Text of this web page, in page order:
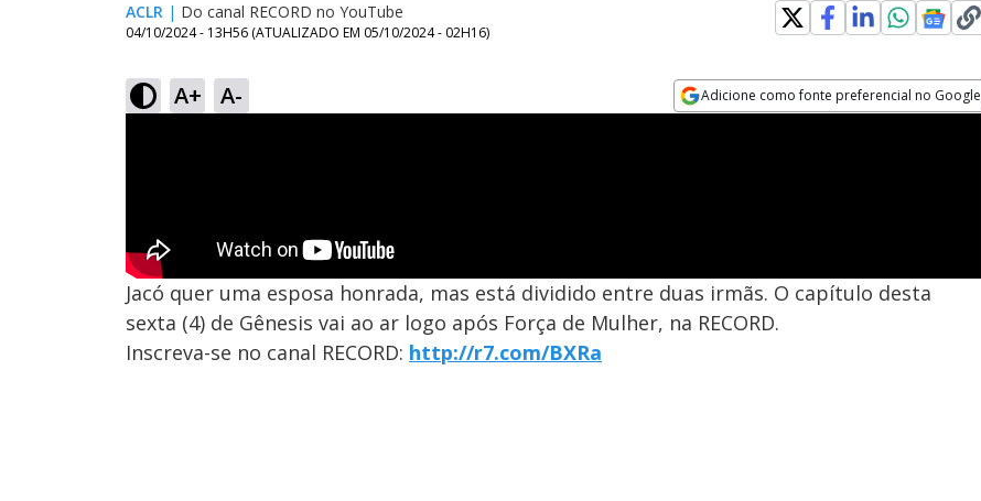
ACLR | Do canal RECORD no YouTube
04/10/2024 - 13H56 (ATUALIZADO EM 05/10/2024 - 02H16)
A+ A- Adicione como fonte preferencial no Google
Jacó quer uma esposa honrada, mas está dividido entre duas irmãs. O capítulo desta
sexta (4) de Gênesis vai ao ar logo após Força de Mulher, na RECORD.
Inscreva-se no canal RECORD: http://r7.com/BXRa